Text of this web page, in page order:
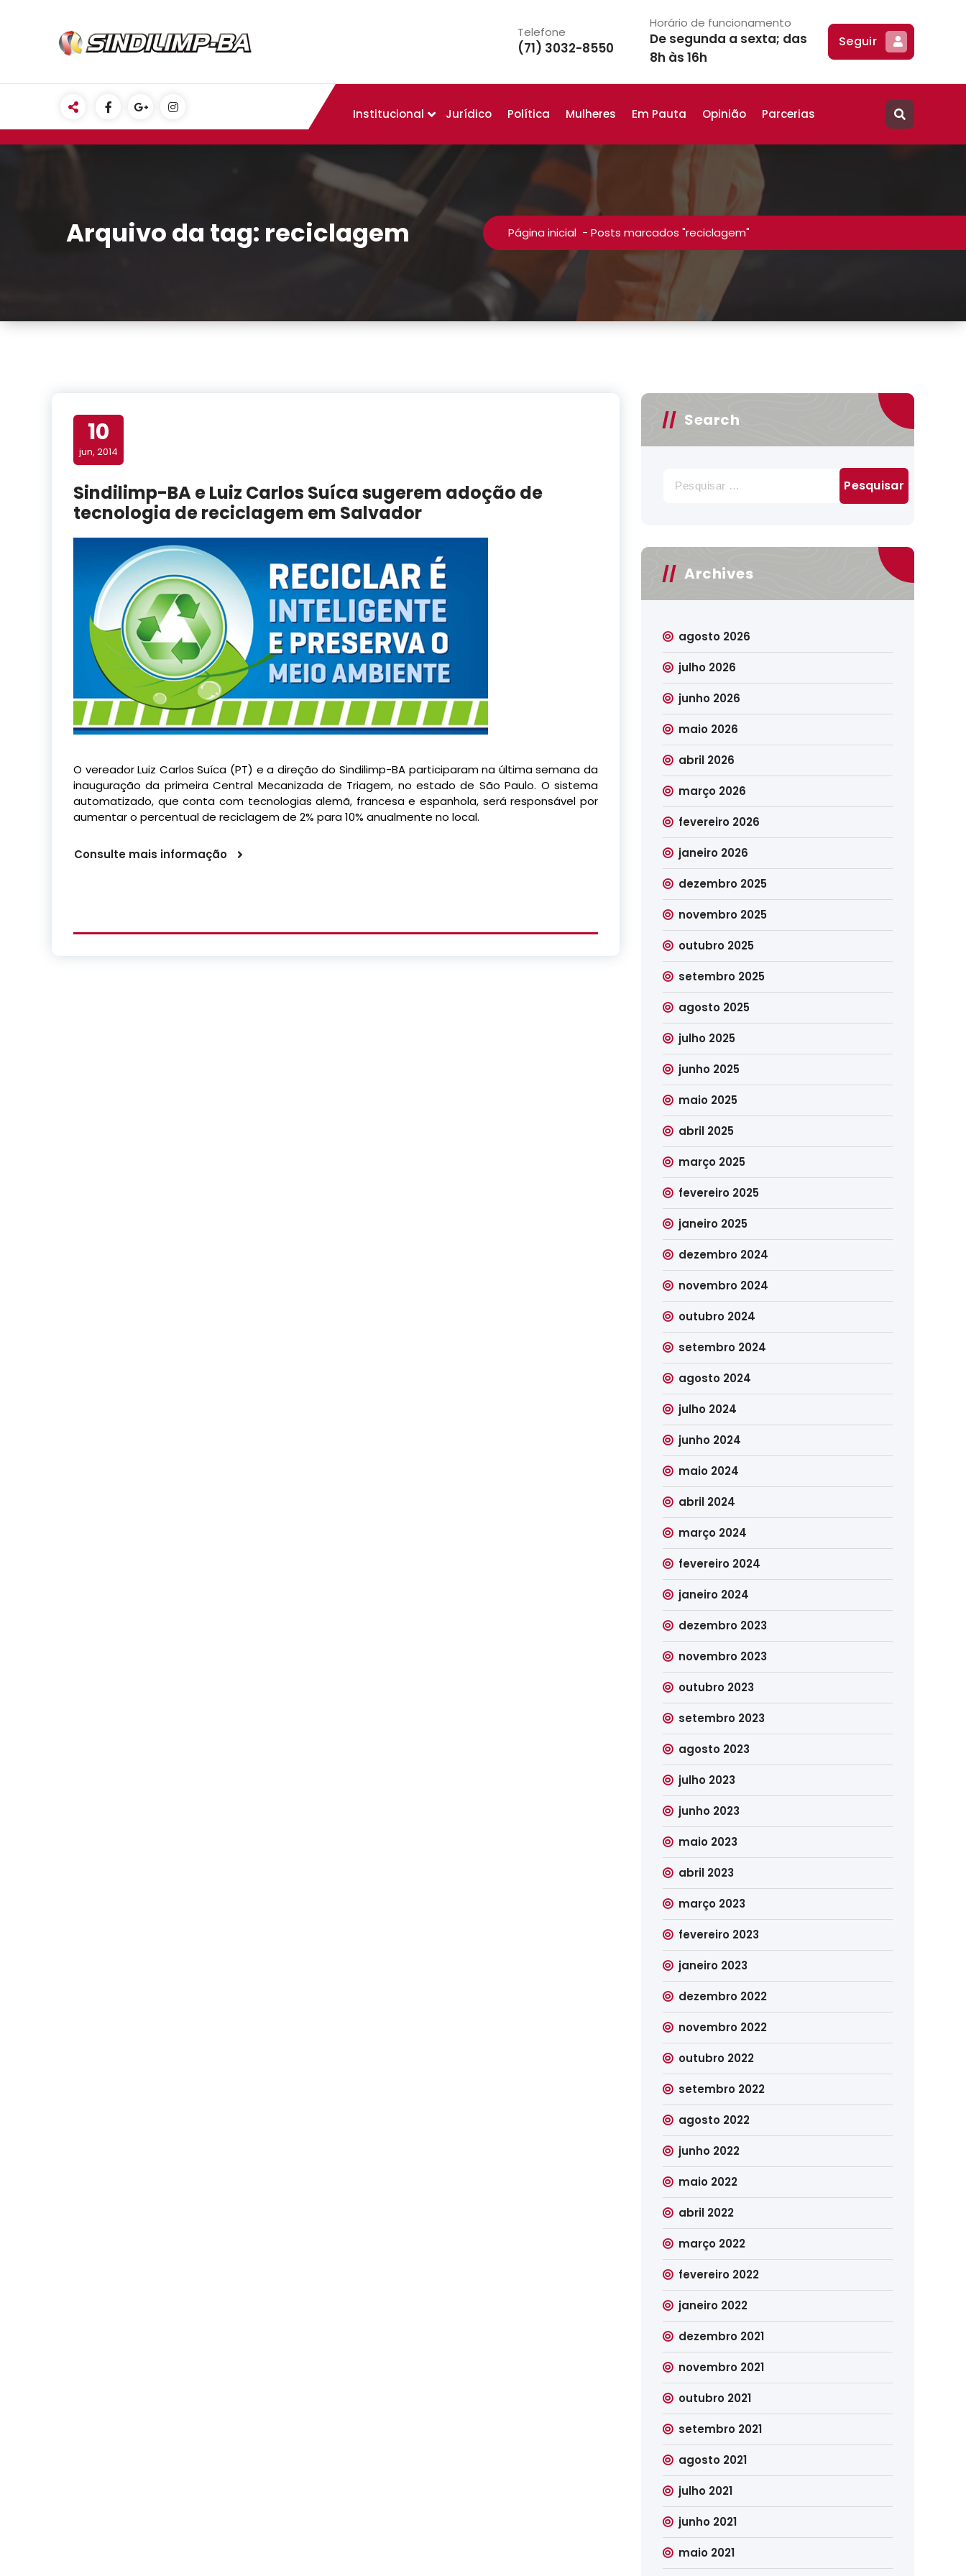
Telefone
(71) 3032-8550
Horário de funcionamento
De segunda a sexta; das
8h às 16h
Seguir
Institucional Jurídico Política Mulheres Em Pauta Opinião Parcerias
Arquivo da tag: reciclagem Página inicial - Posts marcados "reciclagem"
10
jun, 2014
Sindilimp-BA e Luiz Carlos Suíca sugerem adoção de
tecnologia de reciclagem em Salvador
O vereador Luiz Carlos Suíca (PT) e a direção do Sindilimp-BA participaram na última semana da
inauguração da primeira Central Mecanizada de Triagem, no estado de São Paulo. O sistema
automatizado, que conta com tecnologias alemã, francesa e espanhola, será responsável por
aumentar o percentual de reciclagem de 2% para 10% anualmente no local.
Consulte mais informação
Search
por:
Archives
agosto 2026
julho 2026
junho 2026
maio 2026
abril 2026
março 2026
fevereiro 2026
janeiro 2026
dezembro 2025
novembro 2025
outubro 2025
setembro 2025
agosto 2025
julho 2025
junho 2025
maio 2025
abril 2025
março 2025
fevereiro 2025
janeiro 2025
dezembro 2024
novembro 2024
outubro 2024
setembro 2024
agosto 2024
julho 2024
junho 2024
maio 2024
abril 2024
março 2024
fevereiro 2024
janeiro 2024
dezembro 2023
novembro 2023
outubro 2023
setembro 2023
agosto 2023
julho 2023
junho 2023
maio 2023
abril 2023
março 2023
fevereiro 2023
janeiro 2023
dezembro 2022
novembro 2022
outubro 2022
setembro 2022
agosto 2022
junho 2022
maio 2022
abril 2022
março 2022
fevereiro 2022
janeiro 2022
dezembro 2021
novembro 2021
outubro 2021
setembro 2021
agosto 2021
julho 2021
junho 2021
maio 2021